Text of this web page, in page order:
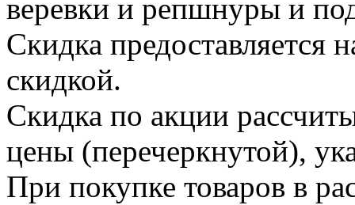
веревки и репшнуры и
Скидка предоставляется
скидкой.
Скидка по акции
цены (перечеркнутой),
При покупке товаров в